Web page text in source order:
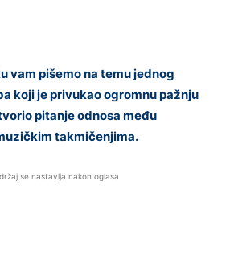
vam pišemo na temu jednog
koji je privukao ogromnu pažnju
pitanje odnosa među
takmičenjima.
se nastavlja nakon oglasa